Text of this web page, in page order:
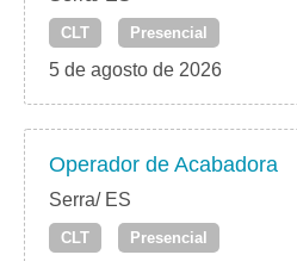
CLT Presencial
5 de agosto de 2026
Operador de Acabadora
Serra/ ES
CLT Presencial